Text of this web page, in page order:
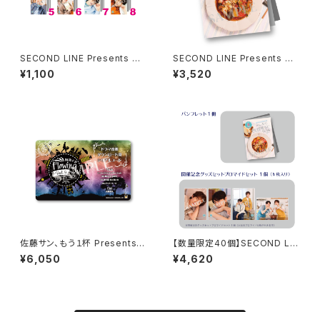
SECOND LINE Presents み
んなに会いに行くよ! 第43回 in
静岡 ブロマイド ※ランダム販
¥1,100
SECOND LINE Presents み
んなに会いに行くよ! 第48回 in
長野 パンフレット
¥3,520
佐藤サン、もう１杯 Presents
朗読CD Flowing Vol.9 ドラマ
音源ダウンロード用シリアルコ
¥6,050
【数量限定40個】SECOND LIN
E Presents みんなに会いに行
くよ! 第48回 in 長野 開催記念
¥4,620